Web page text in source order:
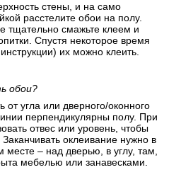
стены, и на само
расстелите обои на полу.
тщательно смажьте клеем и
Спустя некоторое время
их можно клеить.
обои?
от угла или дверного/оконного
перпендикулярны полу. При
отвес или уровень, чтобы
оклеивание нужно в
месте – над дверью, в углу, там,
мебелью или занавесками.